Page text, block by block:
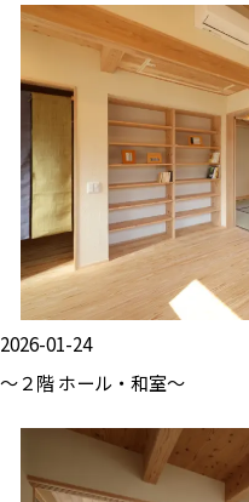
2026-01-24
～２階 ホール・和室～